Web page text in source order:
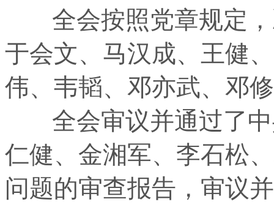
全会按照党章规定，
于会文、马汉成、王健
伟、韦韬、邓亦武、邓
全会审议并通过了中
仁健、金湘军、李石松
问题的审查报告，审议